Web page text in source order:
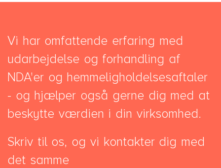
Vi har omfattende erfaring med
udarbejdelse og forhandling af
NDA'er og hemmeligholdelsesaftaler
- og hjælper også gerne dig med at
beskytte værdien i din virksomhed.
Skriv til os, og vi kontakter dig med
det samme